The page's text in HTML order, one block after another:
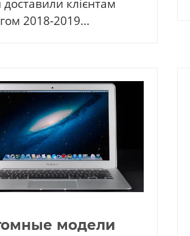
доставили клієнтам
2018-2019...
модели